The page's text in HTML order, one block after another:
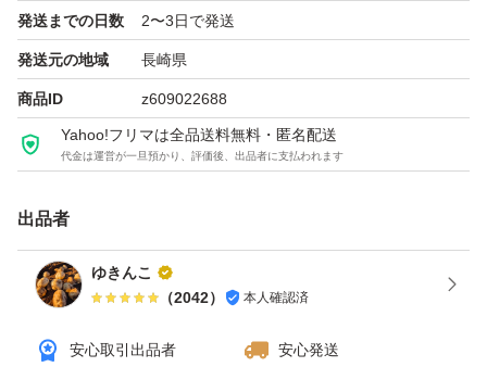
泥つきです。
発送までの日数 2〜3日で発送
発送元の地域 長崎県
商品ID z609022688
Yahoo!フリマは全品送料無料・匿名配送
代金は運営が一旦預かり、評価後、出品者に支払われます
出品者
ゆきんこ
（2042） 本人確認済
安心取引出品者
安心発送